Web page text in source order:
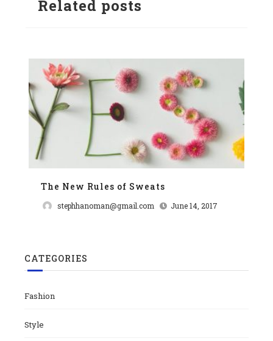
Related posts
The New Rules of Sweats
stephhanoman@gmail.com June 14, 2017
CATEGORIES
Fashion
Style